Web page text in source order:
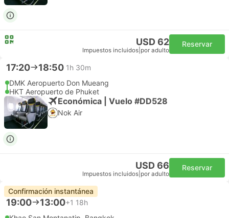
USD 62
Impuestos incluidos por adulto
Reservar
17:20 18:50 1h 30m
DMK Aeropuerto Don Mueang
HKT Aeropuerto de Phuket
Económica | Vuelo #DD528
Nok Air
USD 66
Impuestos incluidos por adulto
Reservar
Confirmación instantánea
19:00 13:00+1 18h